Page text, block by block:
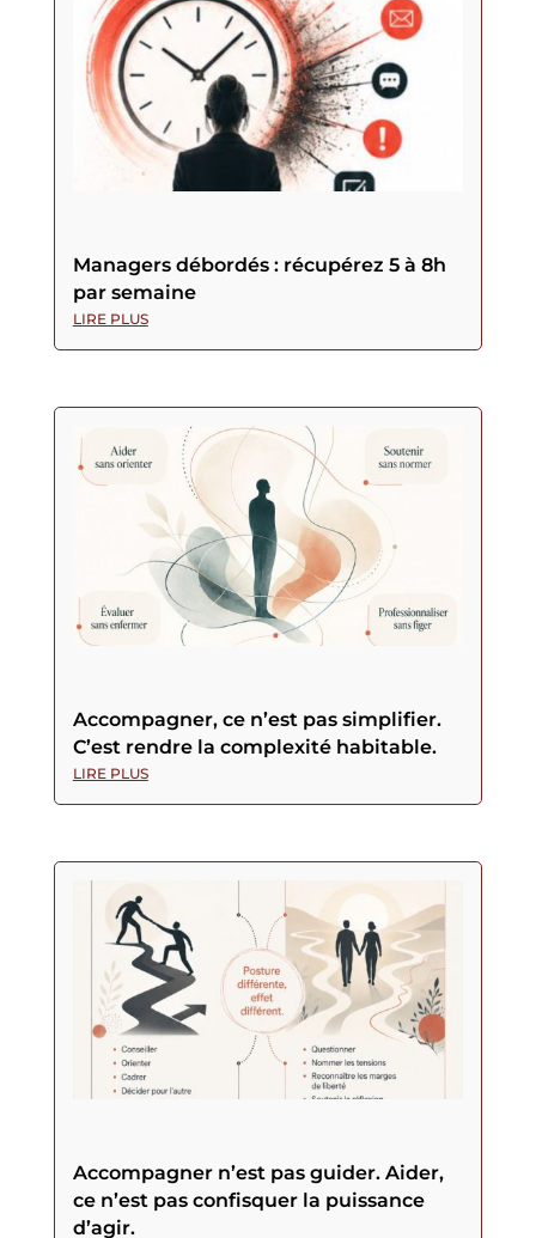
Managers débordés : récupérez 5 à 8h
par semaine
LIRE PLUS
Accompagner, ce n’est pas simplifier.
C’est rendre la complexité habitable.
LIRE PLUS
Accompagner n’est pas guider. Aider,
ce n’est pas confisquer la puissance
d’agir.